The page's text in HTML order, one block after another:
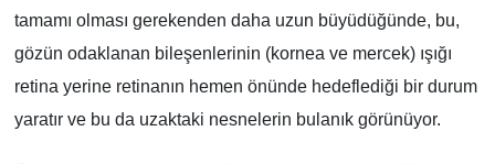
tamamı olması gerekenden daha uzun büyüdüğünde, bu,
gözün odaklanan bileşenlerinin (kornea ve mercek) ışığı
retina yerine retinanın hemen önünde hedeflediği bir durum
yaratır ve bu da uzaktaki nesnelerin bulanık görünüyor.